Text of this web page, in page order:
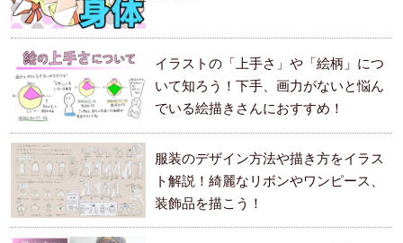
イラストの「上手さ」や「絵柄」につ
いて知ろう！下手、画力がないと悩ん
でいる絵描きさんにおすすめ！
服装のデザイン方法や描き方をイラス
ト解説！綺麗なリボンやワンピース、
装飾品を描こう！